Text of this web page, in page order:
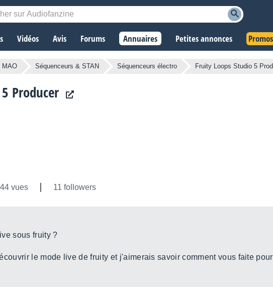
Vidéos Avis Forums Annuaires Petites annonces Promos
MAO Séquenceurs & STAN Séquenceurs électro Fruity Loops Studio 5
Producer
vues 11 followers
sous fruity ?
le mode live de fruity et j'aimerais savoir comment vous faite